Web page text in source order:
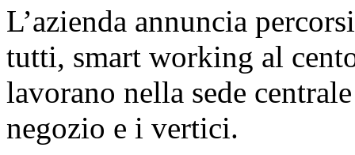
L’azienda annuncia
tutti, smart working al
lavorano nella sede
negozio e i vertici.